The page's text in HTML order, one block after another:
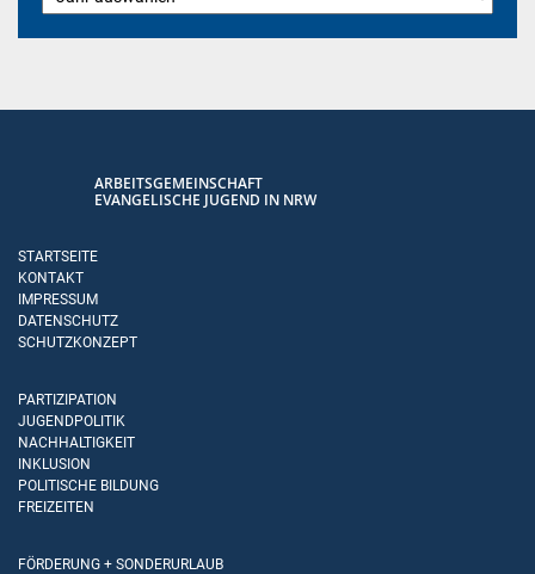
ARBEITSGEMEINSCHAFT
EVANGELISCHE JUGEND IN NRW
STARTSEITE
KONTAKT
IMPRESSUM
DATENSCHUTZ
SCHUTZKONZEPT
PARTIZIPATION
JUGENDPOLITIK
NACHHALTIGKEIT
INKLUSION
POLITISCHE BILDUNG
FREIZEITEN
FÖRDERUNG + SONDERURLAUB